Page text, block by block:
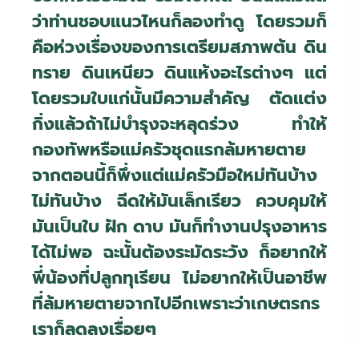
ว่าท่านชอบแนวไหนก็ลองทำดู โดยรวมก็
คือห่วงเรื่องของการเตรียมสภาพต้น ดิน
ทราย ดินเหนียว ดินแห้งอะไรต่างๆ แต่
โดยรวมใบแก่นั้นมีความสำคัญ ตัดแต่ง
กิ่งแล้วถ้าไม่บำรุงจะหลุดร่วง ทำให้
กองทัพหรือแม่ครัวชุดแรกล้มหายตาย
จากตอนนี้ก็พึ่งแต่แม่ครัวมือใหม่ทันบ้าง
ไม่ทันบ้าง ฉีดให้มันเล็กเรียว ควบคุมให้
มันเป็นใบ ฝัก ดาบ มันก็ทำงานปรุงอาหาร
ได้ไม่พอ ฉะนั้นต้องระมัดระวัง ก็อยากให้
พี่น้องที่ปลูกทุเรียน ไม่อยากให้เป็นอาชีพ
ที่ล้มหายตายจากไปอีกเพราะว่าเกษตรกร
เราก็ลดลงเรื่อยๆ